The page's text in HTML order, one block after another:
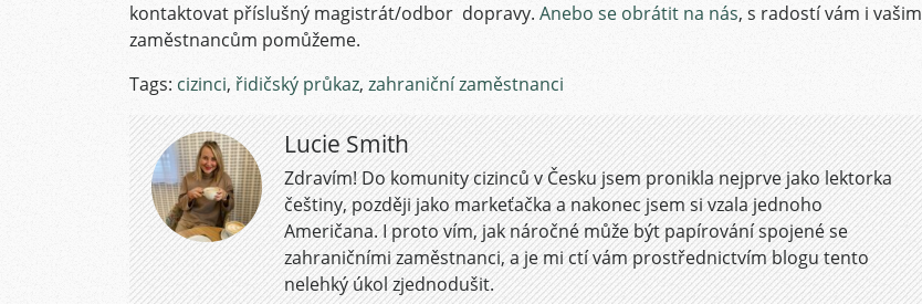
kontaktovat příslušný magistrát/odbor dopravy. Anebo se obrátit na nás, s radostí vám i vašim
zaměstnancům pomůžeme.
Tags: cizinci, řidičský průkaz, zahraniční zaměstnanci
Lucie Smith
Zdravím! Do komunity cizinců v Česku jsem pronikla nejprve jako lektorka
češtiny, později jako markeťačka a nakonec jsem si vzala jednoho
Američana. I proto vím, jak náročné může být papírování spojené se
zahraničními zaměstnanci, a je mi ctí vám prostřednictvím blogu tento
nelehký úkol zjednodušit.